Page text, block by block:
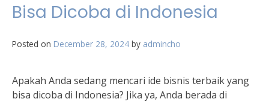
Bisa Dicoba di Indonesia
Posted on December 28, 2024 by admincho
Apakah Anda sedang mencari ide bisnis terbaik yang
bisa dicoba di Indonesia? Jika ya, Anda berada di